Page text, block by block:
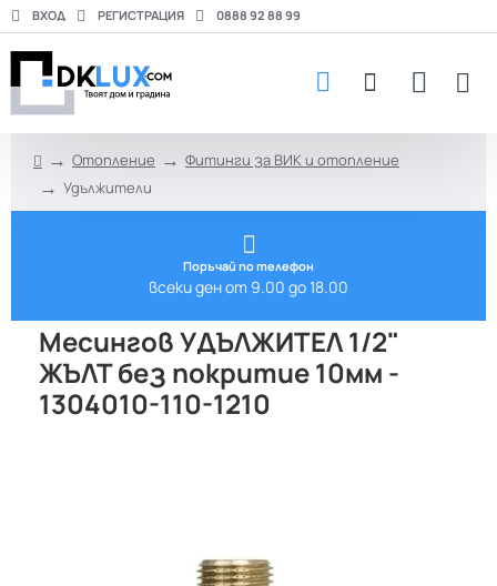
ВХОД РЕГИСТРАЦИЯ 0888 92 88 99
Отопление
Фитинги за ВИК и отопление
Удължители
Поръчай по телефон
всеки ден от 9.00 до 18.00
Месингов УДЪЛЖИТЕЛ 1/2"
ЖЪЛТ без покритие 10мм -
1304010-110-1210